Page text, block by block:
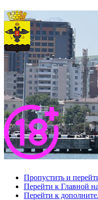
Пропустить и
Перейти к Главной
Перейти к